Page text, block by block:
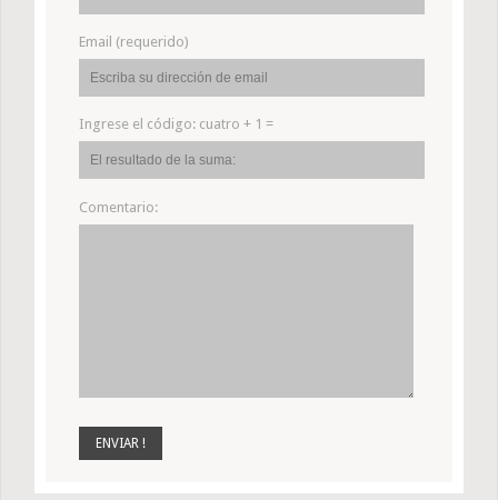
Email (requerido)
Ingrese el código: cuatro + 1 =
Comentario: